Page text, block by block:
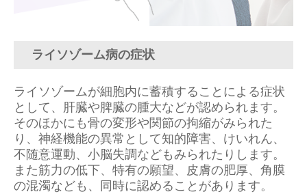
ライソゾーム病の症状
ライソゾームが細胞内に蓄積することによる症状
として、肝臓や脾臓の腫大などが認められます。
そのほかにも骨の変形や関節の拘縮がみられた
り、神経機能の異常として知的障害、けいれん、
不随意運動、小脳失調などもみられたりします。
また筋力の低下、特有の願望、皮膚の肥厚、角膜
の混濁なども、同時に認めることがあります。